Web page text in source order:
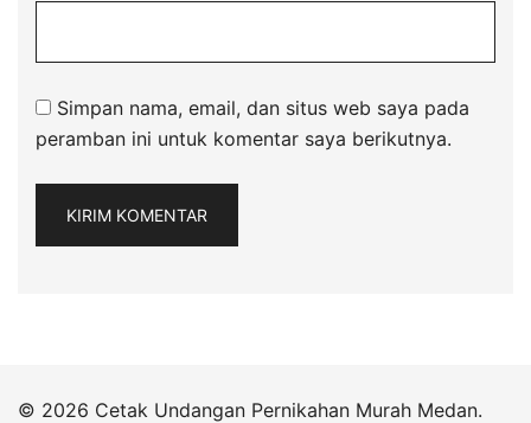
Simpan nama, email, dan situs web saya pada
peramban ini untuk komentar saya berikutnya.
© 2026 Cetak Undangan Pernikahan Murah Medan.